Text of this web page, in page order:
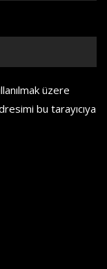
üzere
bu tarayıcıya